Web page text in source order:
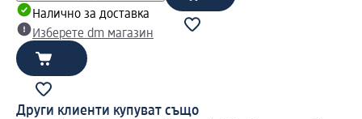
Налично за доставка
Изберете dm магазин
Други клиенти купуват също